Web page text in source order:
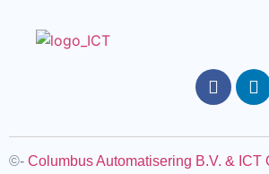
©- Columbus Automatisering B.V. & ICT